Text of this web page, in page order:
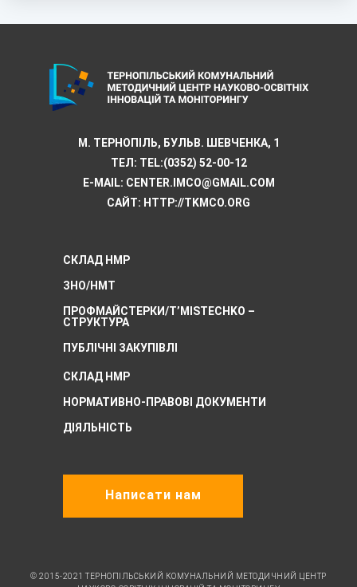
М. ТЕРНОПІЛЬ, БУЛЬВ. ШЕВЧЕНКА, 1
ТЕЛ: TEL:(0352) 52-00-12
E-MAIL: CENTER.IMCO@GMAIL.COM
САЙТ: HTTP://TKMCО.ORG
СКЛАД НМР
НОРМАТИВНО-ПРАВОВІ ДОКУМЕНТИ
ДІЯЛЬНІСТЬ
Написати нам
СКЛАД НМР
ЗНО/НМТ
ПРОФМАЙСТЕРКИ/T’MISTECHKO –
CТРУКТУРА
ПУБЛІЧНІ ЗАКУПІВЛІ
© 2015-2021 ТЕРНОПІЛЬСЬКИЙ КОМУНАЛЬНИЙ МЕТОДИЧНИЙ ЦЕНТР